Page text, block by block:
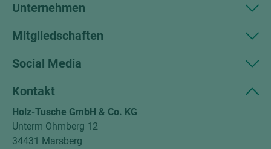
Unternehmen
Mitgliedschaften
Social Media
Kontakt
Holz-Tusche GmbH & Co. KG
Unterm Ohmberg 12
34431 Marsberg